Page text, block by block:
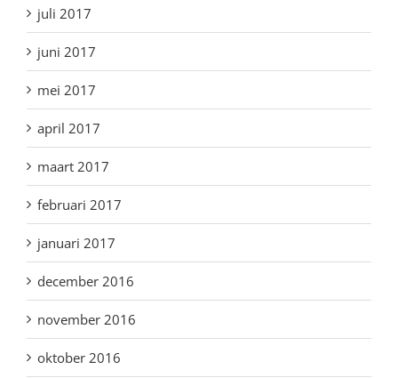
juli 2017
juni 2017
mei 2017
april 2017
maart 2017
februari 2017
januari 2017
december 2016
november 2016
oktober 2016